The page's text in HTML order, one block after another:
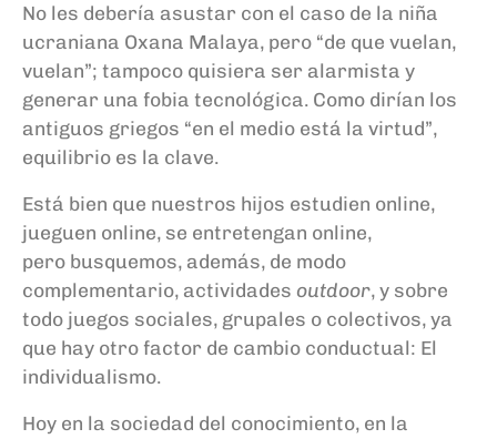
No les debería asustar con el caso de la niña
ucraniana Oxana Malaya, pero “de que vuelan,
vuelan”; tampoco quisiera ser alarmista y
generar una fobia tecnológica. Como dirían los
antiguos griegos “en el medio está la virtud”,
equilibrio es la clave.
Está bien que nuestros hijos estudien online,
jueguen online, se entretengan online,
pero busquemos, además, de modo
complementario, actividades outdoor, y sobre
todo juegos sociales, grupales o colectivos, ya
que hay otro factor de cambio conductual: El
individualismo.
Hoy en la sociedad del conocimiento, en la